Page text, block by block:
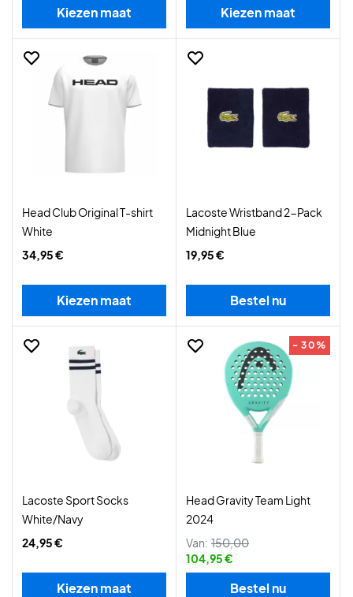
Kiezen maat Kiezen maat
Head Club Original T-shirt
White
34,95 €
Kiezen maat
Lacoste Wristband 2-Pack
Midnight Blue
19,95 €
Bestel nu
Lacoste Sport Socks
White/Navy
24,95 €
Kiezen maat
- 30%
Head Gravity Team Light
2024
Van: 150,00
104,95 €
Bestel nu